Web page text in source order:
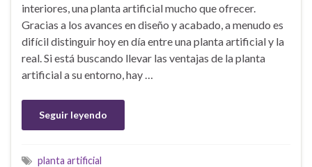
interiores, una planta artificial mucho que ofrecer.
Gracias a los avances en diseño y acabado, a menudo es
difícil distinguir hoy en día entre una planta artificial y la
real. Si está buscando llevar las ventajas de la planta
artificial a su entorno, hay …
Seguir leyendo
planta artificial